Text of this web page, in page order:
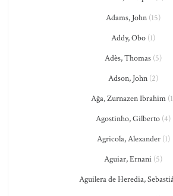
Adams, John (15)
Addy, Obo (1)
Adès, Thomas (5)
Adson, John (2)
Ağa, Zurnazen Ibrahim
Agostinho, Gilberto (4)
Agricola, Alexander(1)
Aguiar, Ernani (5)
Aguilera de Heredia,